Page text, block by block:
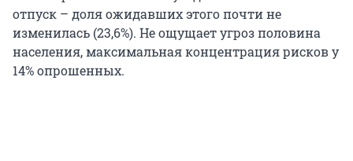
отпуск – доля ожидавших этого почти не
изменилась (23,6%). Не ощущает угроз половина
населения, максимальная концентрация рисков у
14% опрошенных.